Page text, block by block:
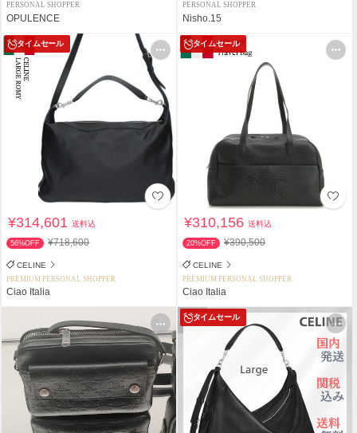
PERSONAL SHOPPER
OPULENCE
PERSONAL SHOPPER
Nisho.15
タイムセール
¥314,601送料込
56%OFF ¥718,600
CELINE
PREMIUM PERSONAL SHOPPER
Ciao Italia
タイムセール
¥310,156送料込
20%OFF ¥390,500
CELINE
PREMIUM PERSONAL SHOPPER
Ciao Italia
タイムセール